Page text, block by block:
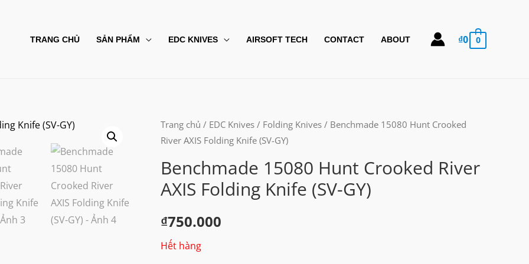
TRANG CHỦ SẢN PHẨM EDC KNIVES AIRSOFT TECH CONTACT ABOUT ₫0 0
Trang chủ / EDC Knives / Folding Knives / Benchmade 15080 Hunt Crooked
River AXIS Folding Knife (SV-GY)
Benchmade 15080 Hunt Crooked River
AXIS Folding Knife (SV-GY)
₫750.000
Hết hàng